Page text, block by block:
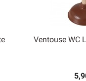
Ventouse WC